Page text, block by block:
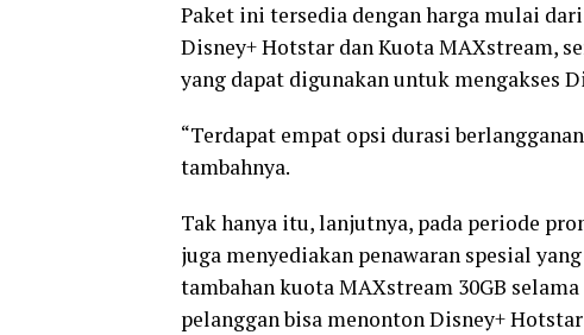
Paket ini tersedia dengan harga mulai
Disney+ Hotstar dan Kuota MAXstream,
yang dapat digunakan untuk mengakses
“Terdapat empat opsi durasi
tambahnya.
Tak hanya itu, lanjutnya, pada periode
juga menyediakan penawaran spesial
tambahan kuota MAXstream 30GB
pelanggan bisa menonton Disney+